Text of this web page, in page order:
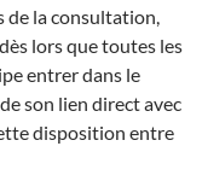
la consultation,
lors que toutes les
entrer dans le
son lien direct avec
disposition entre